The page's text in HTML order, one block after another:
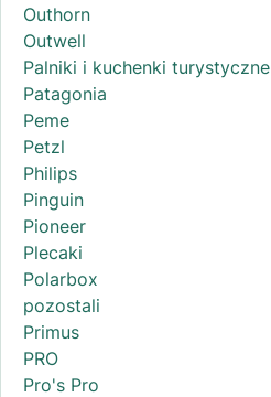
Outhorn
Outwell
Palniki i kuchenki turystyczne
Patagonia
Peme
Petzl
Philips
Pinguin
Pioneer
Plecaki
Polarbox
pozostali
Primus
PRO
Pro's Pro